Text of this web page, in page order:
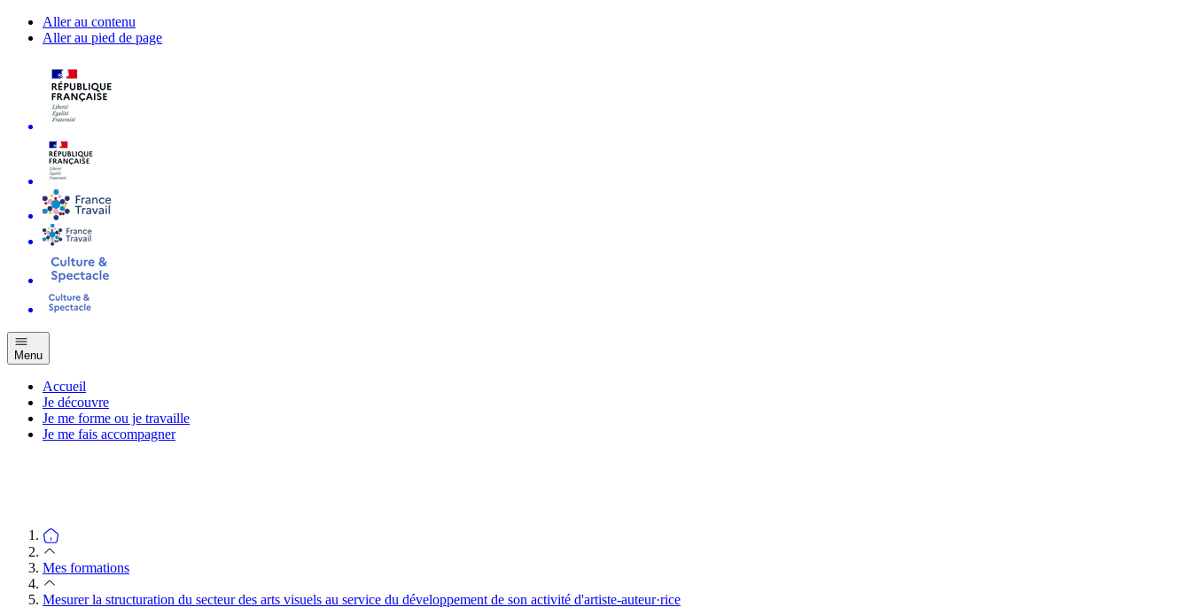
Aller au contenu
Aller au pied de page
Menu
Accueil
Je découvre
Je me forme ou je travaille
Je me fais accompagner
Mes formations
Mesurer la structuration du secteur des arts visuels au service du développement de son activité d'artiste-auteur·rice